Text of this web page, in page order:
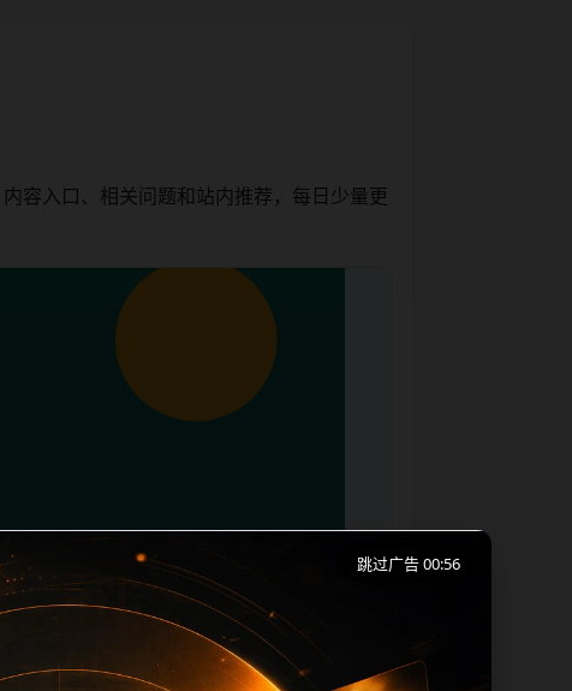
容入口、相关问题和站内推荐，每日少量更
跳过广告 00:55